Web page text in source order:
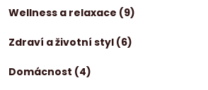
Wellness a relaxace (9)
Zdraví a životní styl (6)
Domácnost (4)